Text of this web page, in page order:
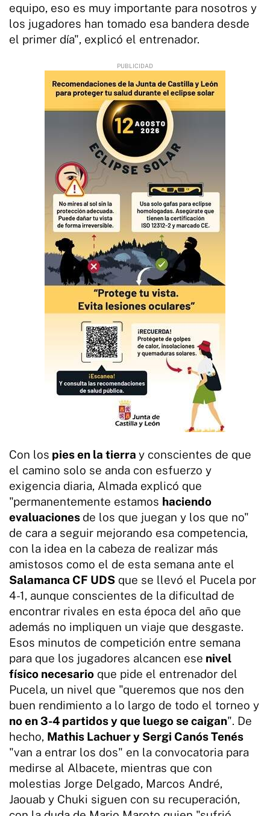
equipo, eso es muy importante para nosotros y
los jugadores han tomado esa bandera desde
el primer día", explicó el entrenador.
Con los pies en la tierra y conscientes de que
el camino solo se anda con esfuerzo y
exigencia diaria, Almada explicó que
"permanentemente estamos haciendo
evaluaciones de los que juegan y los que no"
de cara a seguir mejorando esa competencia,
con la idea en la cabeza de realizar más
amistosos como el de esta semana ante el
Salamanca CF UDS que se llevó el Pucela por
4-1, aunque conscientes de la dificultad de
encontrar rivales en esta época del año que
además no impliquen un viaje que desgaste.
Esos minutos de competición entre semana
para que los jugadores alcancen ese nivel
físico necesario que pide el entrenador del
Pucela, un nivel que "queremos que nos den
buen rendimiento a lo largo de todo el torneo y
no en 3-4 partidos y que luego se caigan". De
hecho, Mathis Lachuer y Sergi Canós Tenés
"van a entrar los dos" en la convocatoria para
medirse al Albacete, mientras que con
molestias Jorge Delgado, Marcos André,
Jaouab y Chuki siguen con su recuperación,